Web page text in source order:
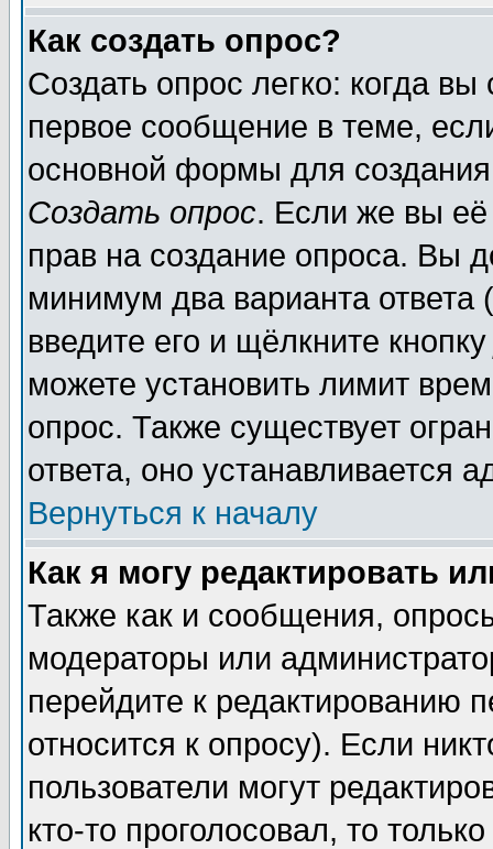
Как создать опрос?
Создать опрос легко: когда
первое сообщение в теме,
основной формы для
Создать опрос. Если же вы её
прав на создание опроса. Вы
минимум два варианта ответа
введите его и щёлкните
можете установить лимит
опрос. Также существует
ответа, оно устанавливается
Вернуться к началу
Как я могу редактировать
Также как и сообщения,
модераторы или
перейдите к редактированию
относится к опросу). Если
пользователи могут
кто-то проголосовал, то